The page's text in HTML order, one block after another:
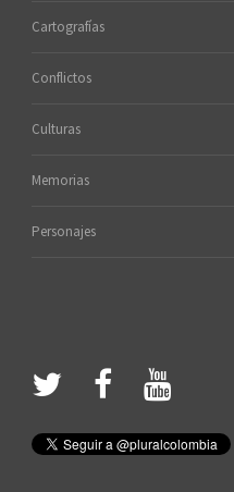
Cartografías
Conflictos
Culturas
Memorias
Personajes